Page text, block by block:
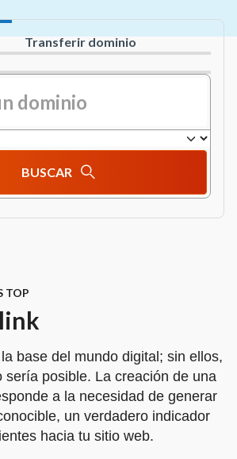
Transferir dominio
BUSCAR
TOP
base del mundo digital; sin ellos,
sería posible. La creación de una
a la necesidad de generar
un verdadero indicador
hacia tu sitio web.